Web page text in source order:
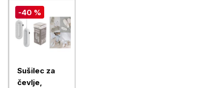
-40 %
Sušilec za
čevlje,